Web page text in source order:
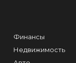
Финансы
Недвижимость